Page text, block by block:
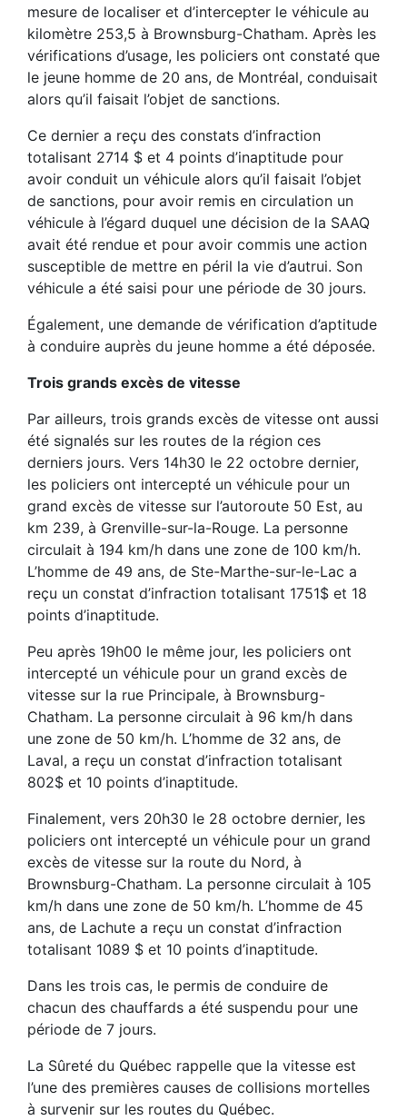
mesure de localiser et d’intercepter le véhicule au
kilomètre 253,5 à Brownsburg-Chatham. Après les
vérifications d’usage, les policiers ont constaté que
le jeune homme de 20 ans, de Montréal, conduisait
alors qu’il faisait l’objet de sanctions.
Ce dernier a reçu des constats d’infraction
totalisant 2714 $ et 4 points d’inaptitude pour
avoir conduit un véhicule alors qu’il faisait l’objet
de sanctions, pour avoir remis en circulation un
véhicule à l’égard duquel une décision de la SAAQ
avait été rendue et pour avoir commis une action
susceptible de mettre en péril la vie d’autrui. Son
véhicule a été saisi pour une période de 30 jours.
Également, une demande de vérification d’aptitude
à conduire auprès du jeune homme a été déposée.
Trois grands excès de vitesse
Par ailleurs, trois grands excès de vitesse ont aussi
été signalés sur les routes de la région ces
derniers jours. Vers 14h30 le 22 octobre dernier,
les policiers ont intercepté un véhicule pour un
grand excès de vitesse sur l’autoroute 50 Est, au
km 239, à Grenville-sur-la-Rouge. La personne
circulait à 194 km/h dans une zone de 100 km/h.
L’homme de 49 ans, de Ste-Marthe-sur-le-Lac a
reçu un constat d’infraction totalisant 1751$ et 18
points d’inaptitude.
Peu après 19h00 le même jour, les policiers ont
intercepté un véhicule pour un grand excès de
vitesse sur la rue Principale, à Brownsburg-
Chatham. La personne circulait à 96 km/h dans
une zone de 50 km/h. L’homme de 32 ans, de
Laval, a reçu un constat d’infraction totalisant
802$ et 10 points d’inaptitude.
Finalement, vers 20h30 le 28 octobre dernier, les
policiers ont intercepté un véhicule pour un grand
excès de vitesse sur la route du Nord, à
Brownsburg-Chatham. La personne circulait à 105
km/h dans une zone de 50 km/h. L’homme de 45
ans, de Lachute a reçu un constat d’infraction
totalisant 1089 $ et 10 points d’inaptitude.
Dans les trois cas, le permis de conduire de
chacun des chauffards a été suspendu pour une
période de 7 jours.
La Sûreté du Québec rappelle que la vitesse est
l’une des premières causes de collisions mortelles
à survenir sur les routes du Québec.